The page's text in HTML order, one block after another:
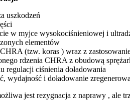
uszkodzeń
w myjce wysokociśnieniowej i
elementów
CHRA (tzw. koras ) wraz z
rdzenia CHRA z obudową
regulacji ciśnienia doładowania
wydajność i doładowanie
jest rezygnacja z naprawy , ale